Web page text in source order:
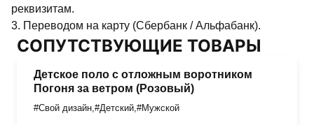
реквизитам.
3. Переводом на карту (Сбербанк / Альфабанк).
СОПУТСТВУЮЩИЕ ТОВАРЫ
Детское поло с отложным воротником
Погоня за ветром (Розовый)
#Свой дизайн #Детский #Мужской